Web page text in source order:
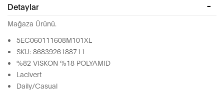
Detaylar
Mağaza Ürünü.
5EC060111608M101XL
SKU: 8683926188711
%82 VISKON %18 POLYAMID
Lacivert
Daily/Casual